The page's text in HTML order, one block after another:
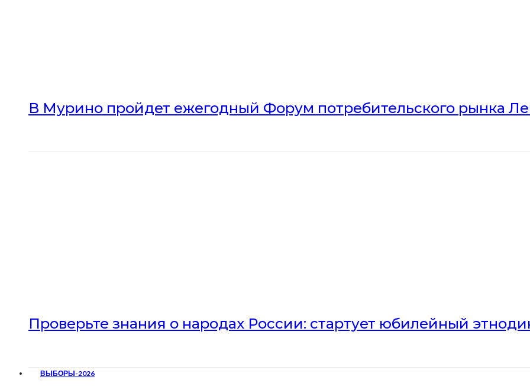
В Мурино пройдет ежегодный Форум потребительского рынка
Проверьте знания о народах России: стартует юбилейный
ВЫБОРЫ-2026